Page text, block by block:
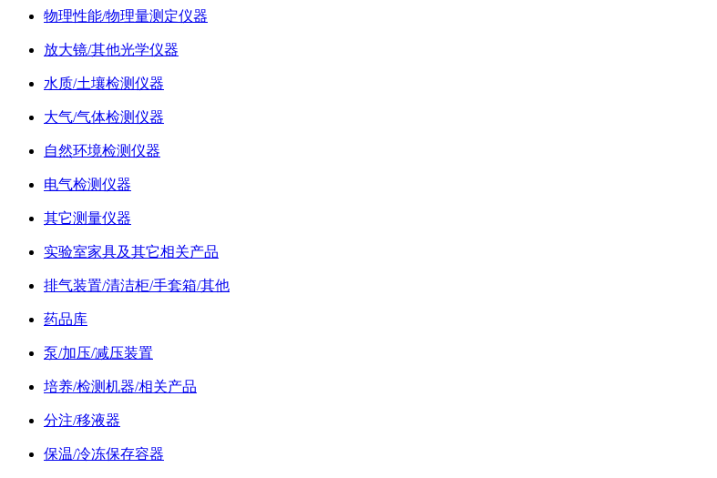
物理性能/物理量测定仪器
放大镜/其他光学仪器
水质/土壤检测仪器
大气/气体检测仪器
自然环境检测仪器
电气检测仪器
其它测量仪器
实验室家具及其它相关产品
排气装置/清洁柜/手套箱/其他
药品库
泵/加压/减压装置
培养/检测机器/相关产品
分注/移液器
保温/冷冻保存容器